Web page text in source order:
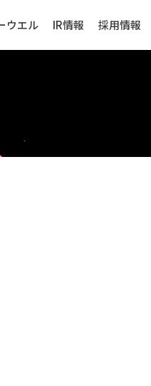
ウエル IR情報 採用情報